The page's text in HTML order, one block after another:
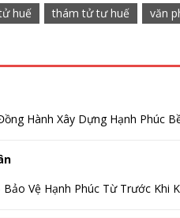
huế thám tử tư huế văn
Hành Xây Dựng Hạnh Phúc
Vệ Hạnh Phúc Từ Trước Khi